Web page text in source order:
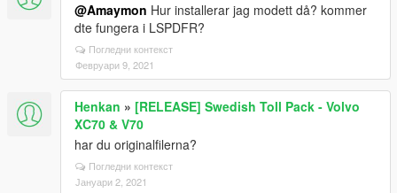
@Amaymon Hur installerar jag modett då? kommer
dte fungera i LSPDFR?
Погледни контекст
Февруари 9, 2021
Henkan » [RELEASE] Swedish Toll Pack - Volvo
XC70 & V70
har du originalfilerna?
Погледни контекст
Јануари 2, 2021